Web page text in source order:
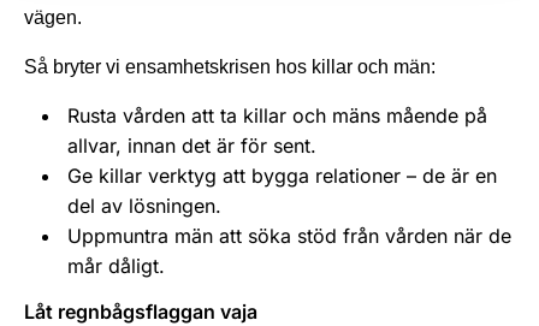
vägen.
Så bryter vi ensamhetskrisen hos killar och män:
Rusta vården att ta killar och mäns mående på
allvar, innan det är för sent.
Ge killar verktyg att bygga relationer – de är en
del av lösningen.
Uppmuntra män att söka stöd från vården när de
mår dåligt.
Låt regnbågsflaggan vaja